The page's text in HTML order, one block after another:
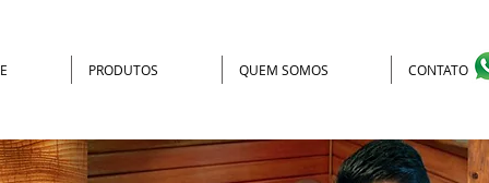
PRODUTOS QUEM SOMOS CONTATO